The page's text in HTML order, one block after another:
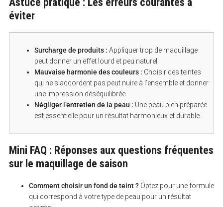
éviter
Surcharge de produits : Appliquer trop de maquillage
peut donner un effet lourd et peu naturel.
Mauvaise harmonie des couleurs : Choisir des teintes
qui ne s’accordent pas peut nuire à l’ensemble et donner
une impression déséquilibrée.
Négliger l’entretien de la peau : Une peau bien préparée
est essentielle pour un résultat harmonieux et durable.
Mini FAQ : Réponses aux questions fréquentes
sur le maquillage de saison
Comment choisir un fond de teint ?Optez pour une formule
qui correspond à votre type de peau pour un résultat